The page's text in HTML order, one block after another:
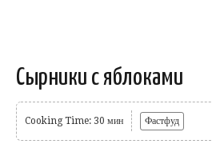
Сырники с яблоками
Cooking Time: 30 мин Фастфуд